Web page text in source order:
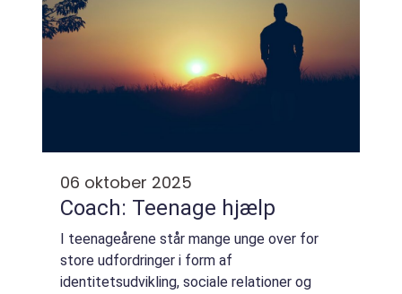
06 oktober 2025
Coach: Teenage hjælp
I teenageårene står mange unge over for
store udfordringer i form af
identitetsudvikling, sociale relationer og